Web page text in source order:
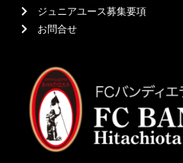
ジュニアユース募集要項
お問合せ